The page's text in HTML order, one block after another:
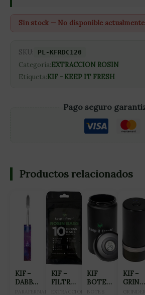
Sin stock — No disponible actualmente
SKU: PL-KFRDC120
Categoría:EXTRACCION ROSIN
Etiqueta:KIF - KEEP IT FRESH
Pago seguro
Productos relacionados
KIF –
DABBER
KIF –
FILTRO
KIF
BOTE
KIF –